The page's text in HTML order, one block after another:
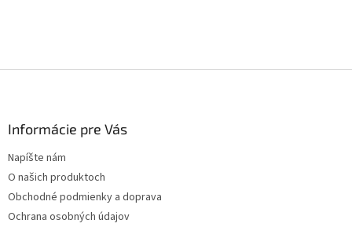
Informácie pre Vás
Napíšte nám
O našich produktoch
Obchodné podmienky a doprava
Ochrana osobných údajov